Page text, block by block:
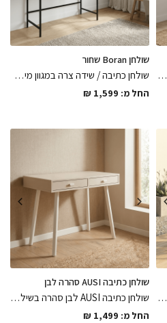
שולחן / שידה במגוון מידות לבחירה בגוון סהרה עשוי עץ סנדוויץ בשילוב רגלי מתכת דקיקות צבועות בתנור בשחור מט וידיות מתכת רוכבות גוון קשמיר בגימורים מושלמים
שולחן Boran שחור
שולחן כתיבה / שידה צרה במגוון מידות לבחירה עשוי עץ סנדוויץ שחור מט בשילוב רגלי מתכת דקיקות וידיות רוכבות בגוון שחור מט
החל מ: ₪ 1,599
שולחן בר פולימר עגול לגינה ולמרפסת עשוי מחומרים עמידים לתנאי מזג אוויר שמש וגשם ישיר בגימורים מושלמים לשדרוג החצר והמרפסת
שולחן כתיבה AUSI סהרה לבן
שולחן כתיבה AUSI לבן סהרה בשילוב רגלי מתכת מעוגלות צבועות בתנור בלבן מט ובשילוב מגירות עושיות עץ סנדוויץ גימור סהרה במגוון מידות
החל מ: ₪ 1,499